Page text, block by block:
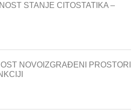
STANJE CITOSTATIKA –
NOVOIZGRAĐENI PROSTORI